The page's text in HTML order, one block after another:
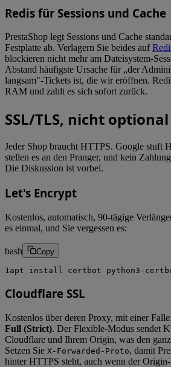
Redis für Sessions und Cache
PrestaShop legt Sessions und Cache
Festplatte ab. Verlagern Sie beides auf
blockieren nicht mehr am Dateisystem-
Abstand häufigste Ursache für „der
langsam"-Tickets ist, die wir eröffnen.
RAM und zahlt es sich sofort zurück.
SSL/TLS, nicht optional
Jeder Shop braucht HTTPS. Google stuft
stellen es an den Pranger, und kein
Die Diskussion ist vorbei.
Let's Encrypt
Kostenlos, automatisch, 90-tägige
es einmal, und Sie vergessen es:
bash Copy
1 apt install certbot python3-
Cloudflare SSL
Kostenlos über deren Proxy, mit einer Falle:
Full (Strict). Der Flexible-Modus sendet
Cloudflare und Ihrem Origin, was den
Setzen Sie X-Forwarded-Proto, damit
hinter HTTPS steht, auch wenn der